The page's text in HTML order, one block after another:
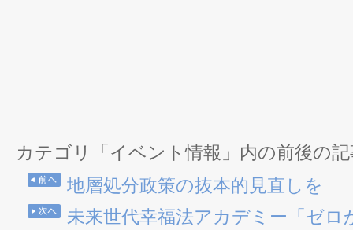
カテゴリ「イベント情報」内の前後の
地層処分政策の抜本的見直しを
未来世代幸福法アカデミー「ゼロ